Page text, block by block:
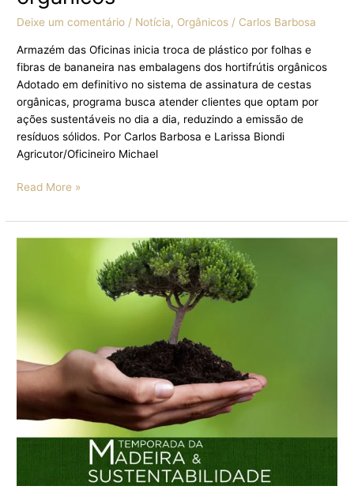
Deixe um comentário / Notícia, Orgânicos / Carlos Barbosa
Armazém das Oficinas inicia troca de plástico por folhas e
fibras de bananeira nas embalagens dos hortifrútis orgânicos
Adotado em definitivo no sistema de assinatura de cestas
orgânicas, programa busca atender clientes que optam por
ações sustentáveis no dia a dia, reduzindo a emissão de
resíduos sólidos. Por Carlos Barbosa e Larissa Biondi
Agricutor/Oficineiro Michael
Read More »
SUSTENTABILIDADE,
ARMAZÉM
DAS
OFICINAS
LANÇA
A
TEMPORADA
PROMOCIONAL
DA